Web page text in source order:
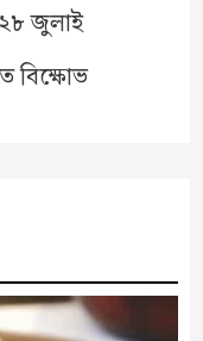
২৮ জুলাই
বিক্ষোভ